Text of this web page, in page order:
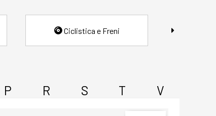
Ciclistica e Freni
P R S T V